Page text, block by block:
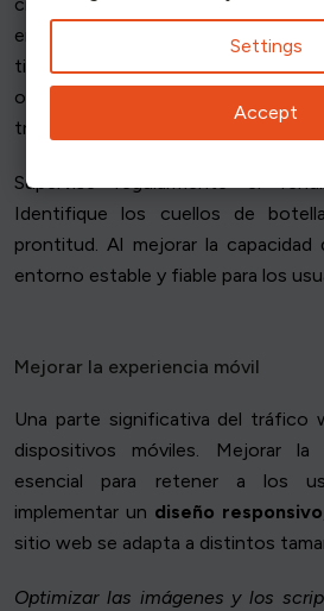
crear un único punto de fallo, por
entre varios servidores es más
tiempo de inactividad. Además, el
ofrece recursos flexibles, que se
tráfico sin problemas.
Supervise regularmente el
Identifique los cuellos de
prontitud. Al mejorar la capacidad
entorno estable y fiable para los
Mejorar la experiencia móvil
Una parte significativa del tráfico
dispositivos móviles. Mejorar la
esencial para retener a los
implementar un diseño responsivo
sitio web se adapta a distintos
Optimizar las imágenes y los
Settings
Accept